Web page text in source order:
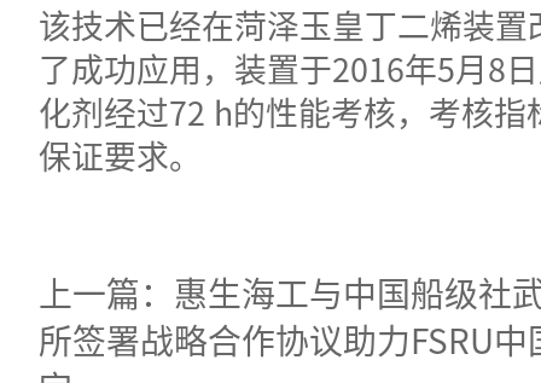
该技术已经在菏泽玉皇丁二烯装
了成功应用，装置于2016年5月8
化剂经过72 h的性能考核，考核指
保证要求。
上一篇：惠生海工与中国船级社
所签署战略合作协议助力FSRU